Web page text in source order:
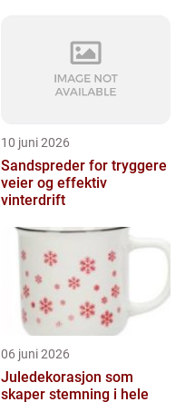
10 juni 2026
Sandspreder for tryggere
veier og effektiv
vinterdrift
06 juni 2026
Juledekorasjon som
skaper stemning i hele